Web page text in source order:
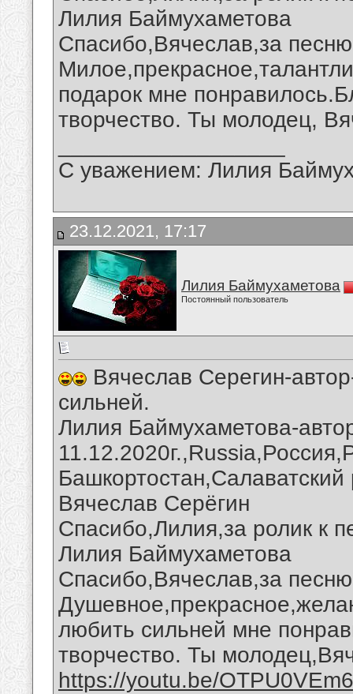
Лилия Баймухаметова
Спасибо,Вячеслав,за
подарок мне
творчество. Ты молодец,
С уважением: Лилия
23.12.2021, 17:17
Лилия Баймухаметова
Постоянный пользователь
Вячеслав Серегин-
сильней.
Лилия Баймухаметова-
Вячеслав Серёгин
Спасибо,Лилия,за ролик к
Лилия Баймухаметова
Спасибо,Вячеслав,за
любить сильней мне
творчество. Ты
https://youtu.be/